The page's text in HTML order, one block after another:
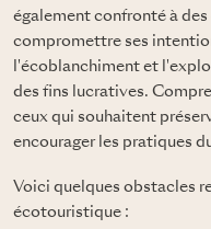
également confronté à
compromettre ses
l'écoblanchiment et
des fins lucratives.
ceux qui souhaitent
encourager les pratiques
Voici quelques obstacles
écotouristique :